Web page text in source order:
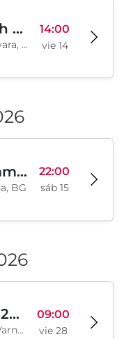
BLVKCAT Beach Festival 2026, Wake up Varvara
Wake UP Varvara, Varvara, BG
14:00
vie 14
4 Seasons Summer Edition
BG
22:00
sáb 15
Art Realm Con 2026
Khotel Cherno More, Varna, BG
09:00
vie 28